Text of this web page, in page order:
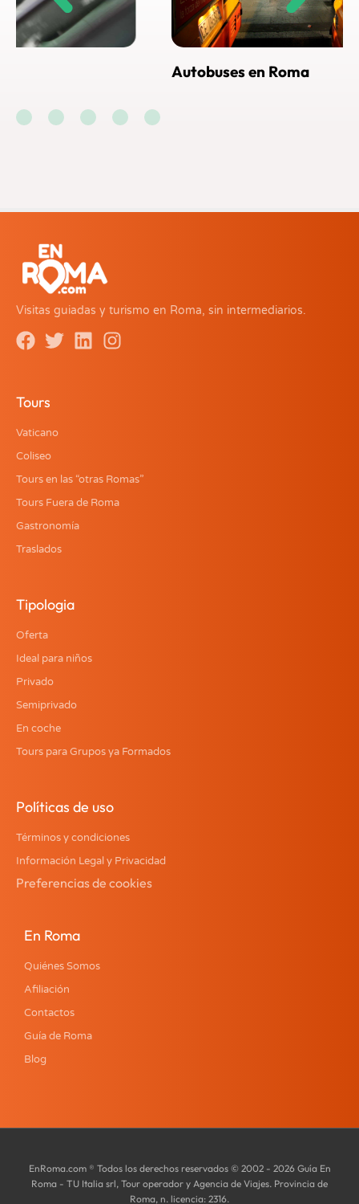
Autobuses en Roma
Visitas guiadas y turismo en Roma, sin intermediarios.
Tours
Vaticano
Coliseo
Tours en las “otras Romas”
Tours Fuera de Roma
Gastronomía
Traslados
Tipologia
Oferta
Ideal para niños
Privado
Semiprivado
En coche
Tours para Grupos ya Formados
Políticas de uso
Términos y condiciones
Información Legal y Privacidad
Preferencias de cookies
En Roma
Quiénes Somos
Afiliación
Contactos
Guía de Roma
Blog
EnRoma.com ® Todos los derechos reservados © 2002 - 2026 Guía En
Roma - TU Italia srl, Tour operador y Agencia de Viajes. Provincia de
Roma, n. licencia: 2316.